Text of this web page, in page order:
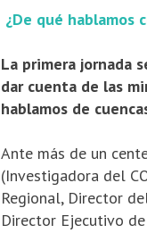
¿De qué hablamos
La primera jornada
dar cuenta de las
hablamos de
Ante más de un
(Investigadora del
Regional, Director
Director Ejecutivo